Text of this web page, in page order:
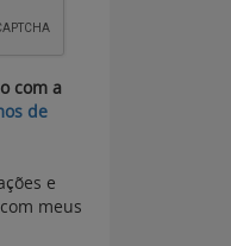
com a
de
e
meus